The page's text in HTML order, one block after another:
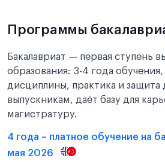
Программы
Бакалавриат — первая ступень
образования: 3-4 года
дисциплины, практика и
выпускникам, даёт базу для
магистратуру.
4 года – платное обучение на
мая 2026